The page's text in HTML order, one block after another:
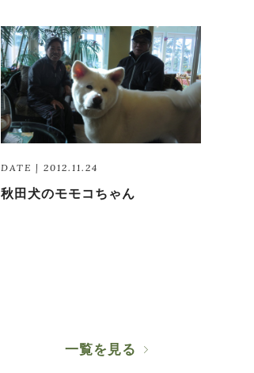
DATE | 2012.11.24
秋田犬のモモコちゃん
一覧を見る